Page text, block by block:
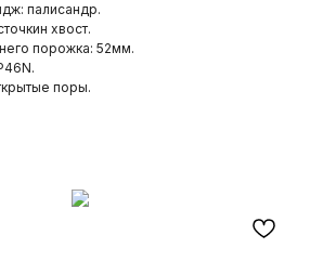
палисандр.
хвост.
порожка: 52мм.
поры.